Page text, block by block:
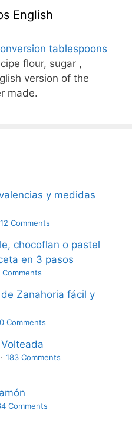
English
tablespoons
flour, sugar ,
version of the
made.
y medidas
Comments
chocoflan o pastel
en 3 pasos
Comments
Zanahoria fácil y
Comments
183 Comments
Comments